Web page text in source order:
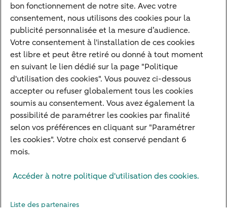
Notre raison d'être
Devenir client
Diversifier vos classes d'actifs
Structurer votre patrimoine
Développer votre entreprise
Banque à distance
Actualités
Contact
Plan du site
Autres sites
Protection des Données
bon fonctionnement de notre site. Avec votre
consentement, nous utilisons des cookies pour la
publicité personnalisée et la mesure d’audience.
Votre consentement à l'installation de ces cookies
est libre et peut être retiré ou donné à tout moment
en suivant le lien dédié sur la page "Politique
d'utilisation des cookies". Vous pouvez ci-dessous
accepter ou refuser globalement tous les cookies
soumis au consentement. Vous avez également la
possibilité de paramétrer les cookies par finalité
selon vos préférences en cliquant sur "Paramétrer
les cookies". Votre choix est conservé pendant 6
mois.
Accéder à notre politique d'utilisation des cookies.
Liste des partenaires